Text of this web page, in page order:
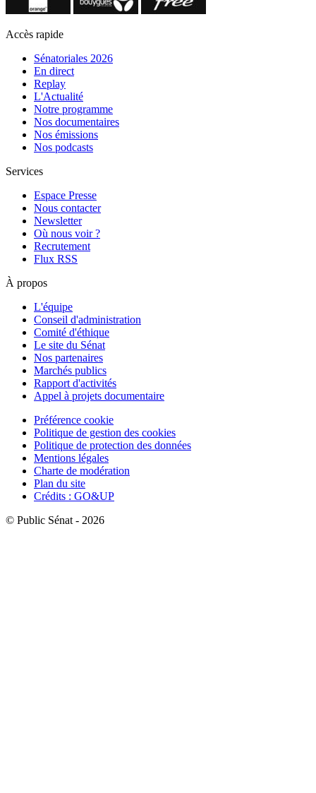
Accès rapide
Sénatoriales 2026
En direct
Replay
L'Actualité
Notre programme
Nos documentaires
Nos émissions
Nos podcasts
Services
Espace Presse
Nous contacter
Newsletter
Où nous voir ?
Recrutement
Flux RSS
À propos
L'équipe
Conseil d'administration
Comité d'éthique
Le site du Sénat
Nos partenaires
Marchés publics
Rapport d'activités
Appel à projets documentaire
Préférence cookie
Politique de gestion des cookies
Politique de protection des données
Mentions légales
Charte de modération
Plan du site
Crédits : GO&UP
© Public Sénat - 2026